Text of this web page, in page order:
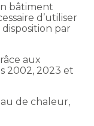
bâtiment
d’utiliser
par
aux
2002, 2023 et
de chaleur,